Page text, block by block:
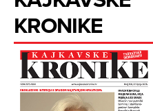
KRONIKE